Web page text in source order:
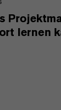
lernen